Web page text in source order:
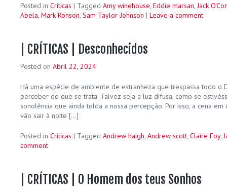
Posted in Críticas | Tagged Amy winehouse, Eddie marsan,Jack
Abela, Mark Ronson, Sam Taylor-Johnson | Leave a comment
| CRÍTICAS | Desconhecidos
Posted on Abril 22, 2024
Há uma espécie de ambiente de estranheza que trespassa todo o
perceber do que se trata. Talvez seja a luz difusa, como se
sonolência que ainda tolda a nossa percepção. Por isso, a cena
vão sair à noite […]
Posted in Críticas | Tagged Andrew haigh, Andrew scott, Claire Foy,
comment
| CRÍTICAS | O Homem dos teus Sonhos